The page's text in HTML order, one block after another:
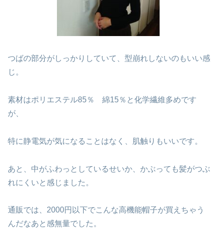
つばの部分がしっかりしていて、型崩れしないのもいい感
じ。
素材はポリエステル85％ 綿15％と化学繊維多めです
が、
特に静電気が気になることはなく、肌触りもいいです。
あと、中がふわっとしているせいか、かぶっても髪がつぶ
れにくいと感じました。
通販では、2000円以下でこんな高機能帽子が買えちゃう
んだなあと感無量でした。